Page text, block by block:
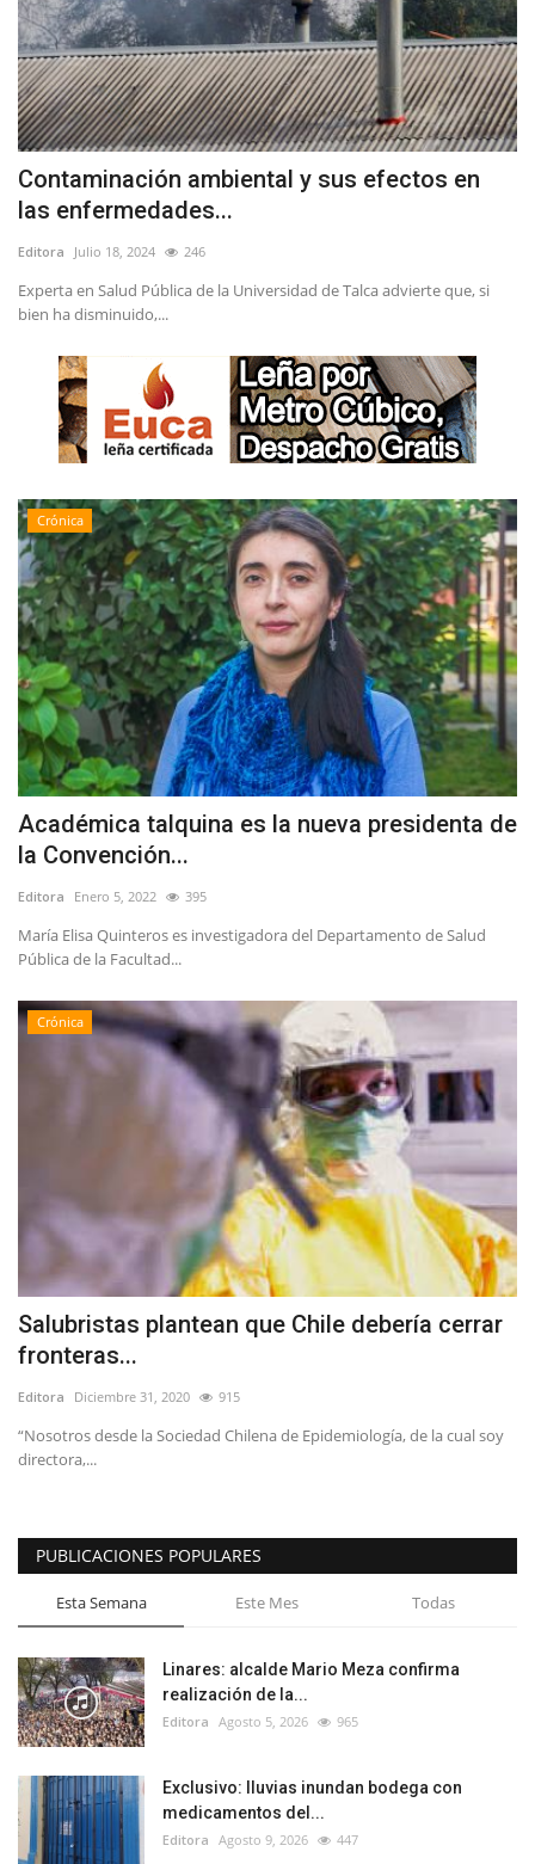
Contaminación ambiental y sus efectos en
las enfermedades...
Editora Julio 18, 2024 246
Experta en Salud Pública de la Universidad de Talca advierte que, si
bien ha disminuido,...
Crónica
Académica talquina es la nueva presidenta de
la Convención...
Editora Enero 5, 2022 395
María Elisa Quinteros es investigadora del Departamento de Salud
Pública de la Facultad...
Crónica
Salubristas plantean que Chile debería cerrar
fronteras...
Editora Diciembre 31, 2020 915
“Nosotros desde la Sociedad Chilena de Epidemiología, de la cual soy
directora,...
PUBLICACIONES POPULARES
Esta Semana Este Mes Todas
Linares: alcalde Mario Meza confirma
realización de la...
Editora Agosto 5, 2026 965
Exclusivo: lluvias inundan bodega con
medicamentos del...
Editora Agosto 9, 2026 447